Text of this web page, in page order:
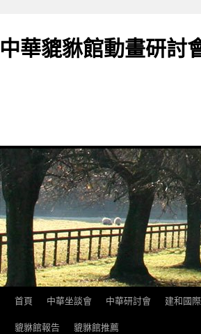
主
中華貔貅館動畫研討
首頁 中華坐談會 中華研討會 建和國
貔貅館報告
貔貅館推薦